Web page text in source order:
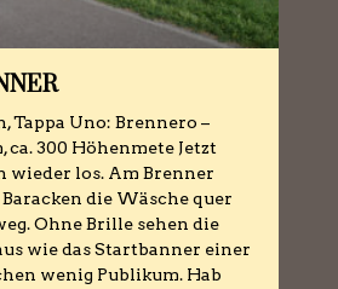
Tappa Uno: Brennero –
ca. 300 Höhenmete Jetzt
wieder los. Am Brenner
die Wäsche quer
Ohne Brille sehen die
wie das Startbanner einer
wenig Publikum. Hab